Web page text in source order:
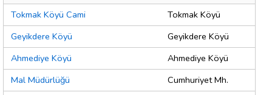
Tokmak Köyü Cami
Tokmak Köyü
Geyikdere Köyü
Geyikdere Köyü
Ahmediye Köyü
Ahmediye Köyü
Mal Müdürlüğü
Cumhuriyet Mh.